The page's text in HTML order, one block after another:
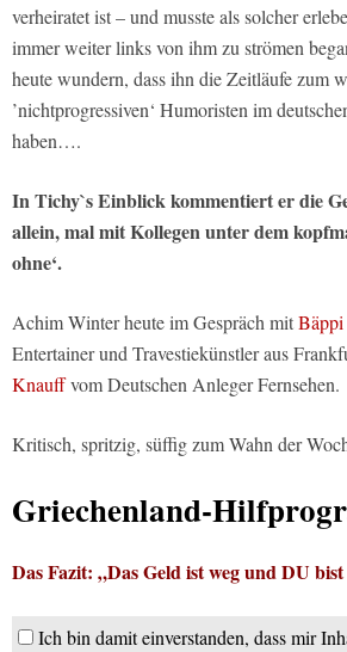
verheiratet ist – und musste als solcher
immer weiter links von ihm zu strömen
heute wundern, dass ihn die Zeitläufe zum
’nichtprogressiven‘ Humoristen im
haben….
In Tichy`s Einblick kommentiert er die
allein, mal mit Kollegen unter dem
ohne‘.
Achim Winter heute im Gespräch mit
Entertainer und Travestiekünstler aus
Knauffvom Deutschen Anleger Fernsehen.
Kritisch, spritzig, süffig zum Wahn der
Griechenland-
Das Fazit: „Das Geld ist weg und DU
Ich bin damit einverstanden, dass mir